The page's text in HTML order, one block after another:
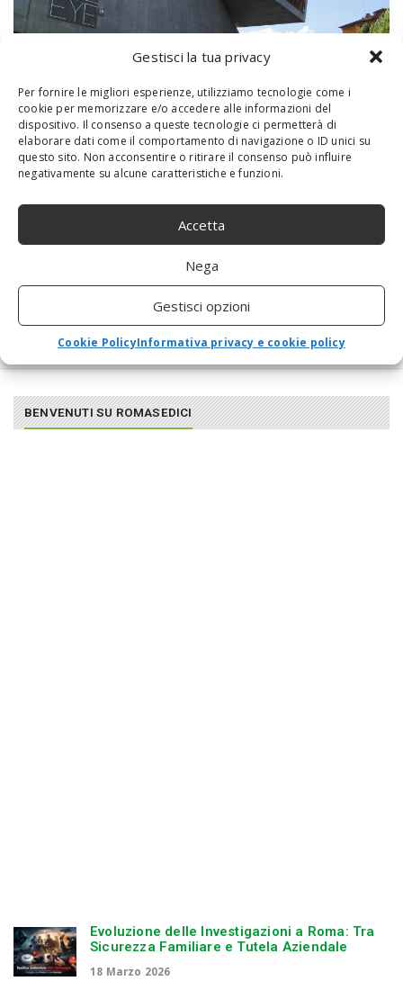
Gestisci la tua privacy
Per fornire le migliori esperienze, utilizziamo tecnologie come i
cookie per memorizzare e/o accedere alle informazioni del
dispositivo. Il consenso a queste tecnologie ci permetterà di
elaborare dati come il comportamento di navigazione o ID unici su
questo sito. Non acconsentire o ritirare il consenso può influire
negativamente su alcune caratteristiche e funzioni.
Accetta
Nega
Gestisci opzioni
Cookie PolicyInformativa privacy e cookie policy
Estate romana: ecco i principali eventi
2018
14 Giugno 2018
accogliere attività per grandi e piccini e il divertimento è
assicurato. Gli eventi organizzati tratteranno di musica,...
BENVENUTI SU ROMASEDICI
Evoluzione delle Investigazioni a Roma: Tra
Sicurezza Familiare e Tutela Aziendale
18 Marzo 2026